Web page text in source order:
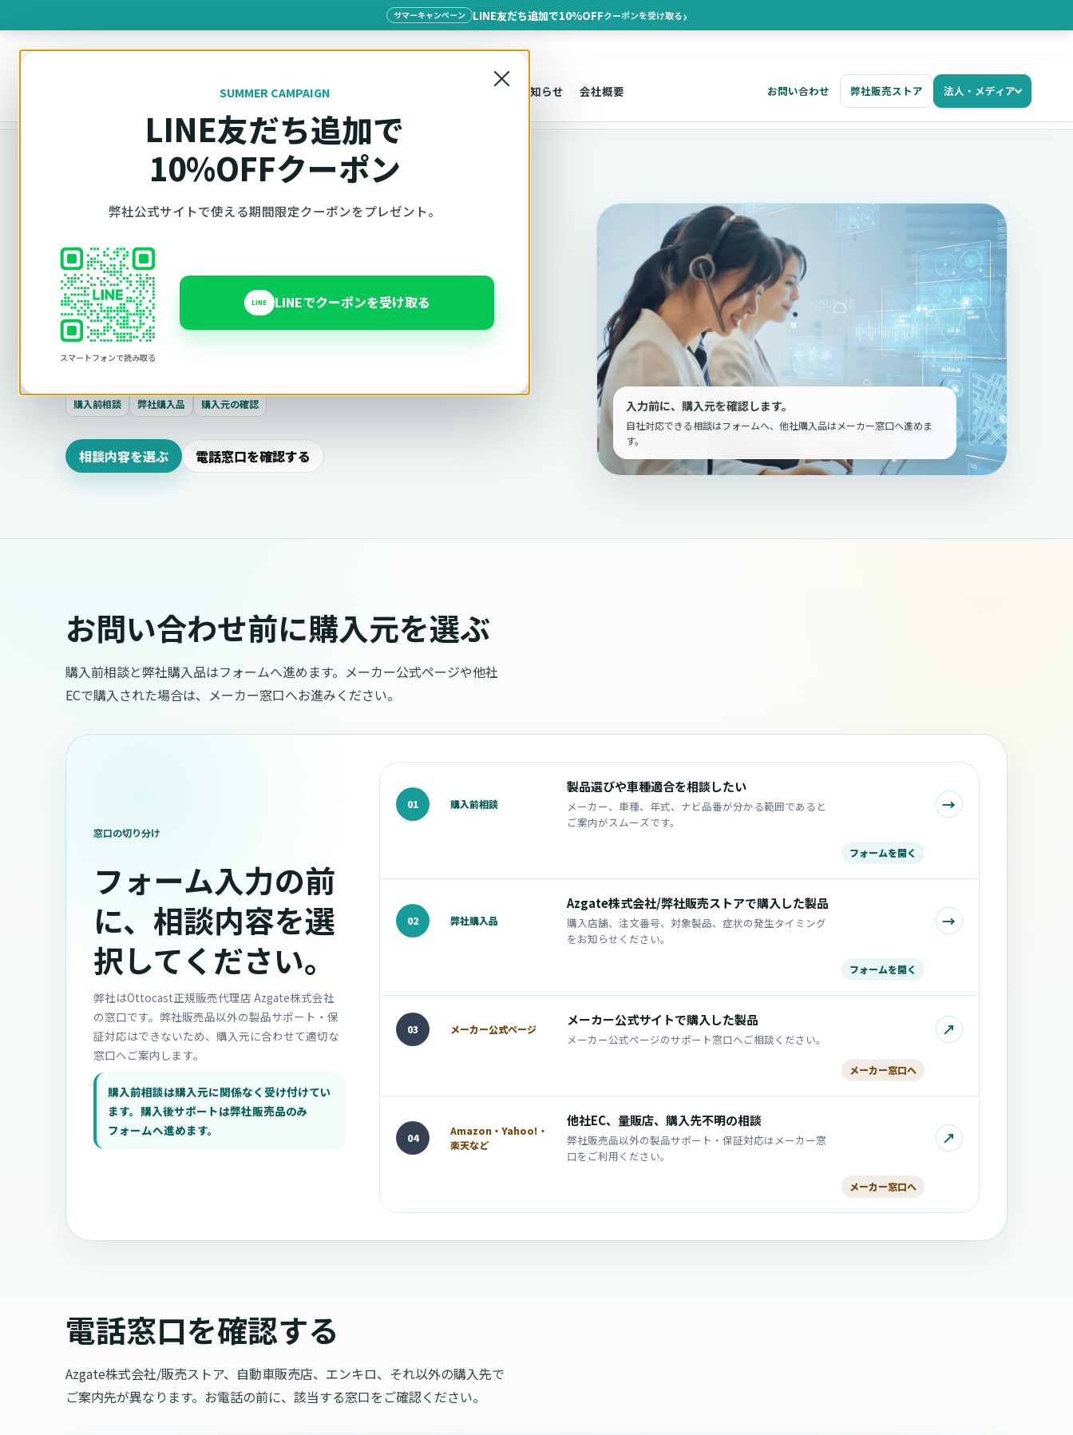
サマーキャンペーン LINE友だち追加で10%OFFクーポンを受け取る
×
SUMMER CAMPAIGN
LINE友だち追加で
10%OFFクーポン
弊社公式サイトで使える期間限定クーポンをプレゼント。
スマートフォンで読み取る
LINE LINEでクーポンを受け取る
製品を探す サポート お知らせ 会社概要 お問い合わせ 弊社販売ストア
法人・メディア
OTTOCAST正規販売代理店 AZGATE株式会社
お問い合わせ
購入前の相談と弊社購入品のサポートはAzgate窓口で承ります。メー
カー公式ページ、Amazon、Yahoo!ショッピング、楽天市場など他社購
入品はメーカー窓口へご案内します。
購入前相談 弊社購入品 購入元の確認
相談内容を選ぶ 電話窓口を確認する
入力前に、購入元を確認します。
自社対応できる相談はフォームへ、他社購入品はメーカー窓口へ進めま
す。
お問い合わせ前に購入元を選ぶ
購入前相談と弊社購入品はフォームへ進めます。メーカー公式ページや他社
ECで購入された場合は、メーカー窓口へお進みください。
窓口の切り分け
フォーム入力の前
に、相談内容を選
択してください。
弊社はOttocast正規販売代理店 Azgate株式会社
の窓口です。弊社販売品以外の製品サポート・保
証対応はできないため、購入元に合わせて適切な
窓口へご案内します。
購入前相談は購入元に関係なく受け付けてい
ます。購入後サポートは弊社販売品のみ
フォームへ進めます。
01 購入前相談
製品選びや車種適合を相談したい
メーカー、車種、年式、ナビ品番が分かる範囲であると
ご案内がスムーズです。
→
フォームを開く
02 弊社購入品
Azgate株式会社/弊社販売ストアで購入した製品
購入店舗、注文番号、対象製品、症状の発生タイミング
をお知らせください。
→
フォームを開く
03 メーカー公式ページ
メーカー公式サイトで購入した製品
メーカー公式ページのサポート窓口へご相談ください。
↗
メーカー窓口へ
04
Amazon・Yahoo!・
楽天など
他社EC、量販店、購入先不明の相談
弊社販売品以外の製品サポート・保証対応はメーカー窓
口をご利用ください。
↗
メーカー窓口へ
電話窓口を確認する
Azgate株式会社/販売ストア、自動車販売店、エンキロ、それ以外の購入先で
ご案内先が異なります。お電話の前に、該当する窓口をご確認ください。